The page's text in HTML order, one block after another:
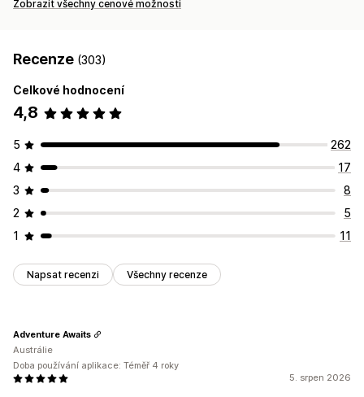
Zobrazit všechny cenové možnosti
Recenze (303)
Celkové hodnocení
4,8
5
262
4
17
3
8
2
5
1
11
Napsat recenzi Všechny recenze
5. srpen 2026
Adventure Awaits
Austrálie
Doba používání aplikace: Téměř 4 roky